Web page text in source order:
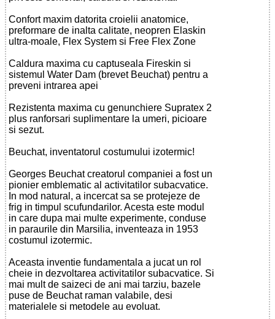
Confort maxim datorita croielii anatomice,
preformare de inalta calitate, neopren Elaskin
ultra-moale, Flex System si Free Flex Zone
Caldura maxima cu captuseala Fireskin si
sistemul Water Dam (brevet Beuchat) pentru a
preveni intrarea apei
Rezistenta maxima cu genunchiere Supratex 2
plus ranforsari suplimentare la umeri, picioare
si sezut.
Beuchat, inventatorul costumului izotermic!
Georges Beuchat creatorul companiei a fost un
pionier emblematic al activitatilor subacvatice.
In mod natural, a incercat sa se protejeze de
frig in timpul scufundarilor. Acesta este modul
in care dupa mai multe experimente, conduse
in paraurile din Marsilia, inventeaza in 1953
costumul izotermic.
Aceasta inventie fundamentala a jucat un rol
cheie in dezvoltarea activitatilor subacvatice. Si
mai mult de saizeci de ani mai tarziu, bazele
puse de Beuchat raman valabile, desi
materialele si metodele au evoluat.